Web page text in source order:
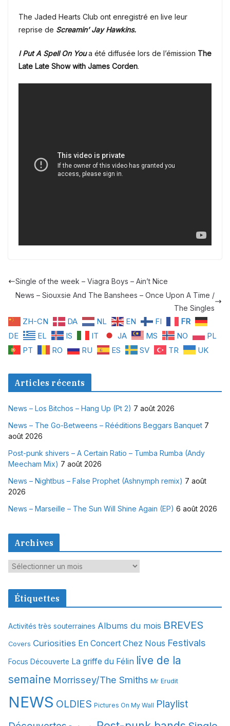
The Jaded Hearts Club ont enregistré en live leur
reprise de Screamin’ Jay Hawkins.
I Put A Spell On Youa été diffusée lors de l’émission The
Late Late Show with James Corden.
Single of the week – Viagra Boys – Ain’t Nice
News – Siouxsie And The Banshees – Once Upon A Time /
The Singles
ZH-CN DA NL EN FI
FR
DE
EL IS IT JA MS NO
PL
PT
RO RU ES SV TR UK
Articles récents
News – Los Bitchos – Hang Up (Pt 2) 7 août 2026
News – The Go-Betweens – Rééditions Beggars Banquet 7
août 2026
Post-punk shivers – A Certain Ratio – Tumba Rumba (Andy
Meecham Mix) 7 août 2026
News – Nightbus – False Prophet (Ashnymph remix) 7 août
2026
News – Marseille – The Sun Will Shine Again (EP) 6 août 2026
Archives
A
c
v
e
Étiquettes
Activités très souterraines Albums du mois BREVES
Covers Curiosities En Concert Chez Nous Festivals
Focus Découverte La griffe du Félin live de la
semaine Morrissey/The Smiths Mr Erudit
NEWS OLDIES Pictures On My Wall Playlist